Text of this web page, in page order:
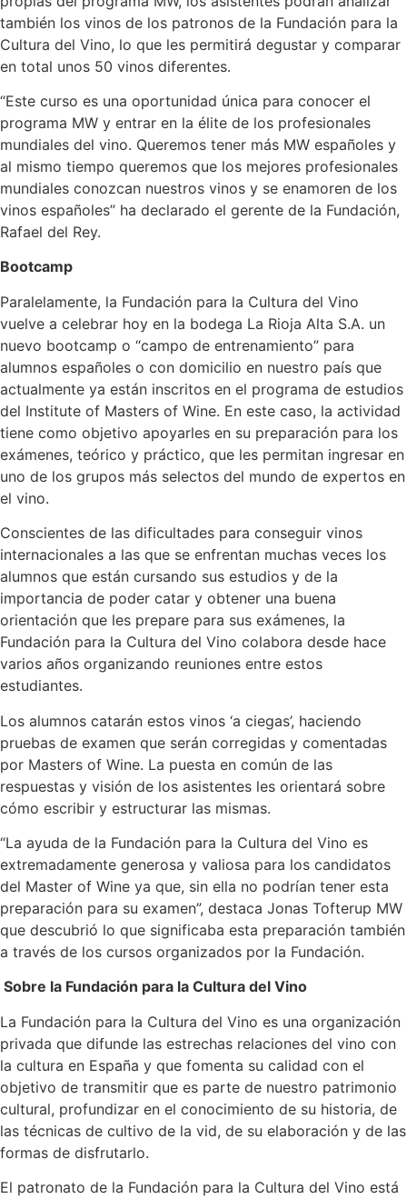
también los vinos de los patronos de la Fundación para la
Cultura del Vino, lo que les permitirá degustar y comparar
en total unos 50 vinos diferentes.
“Este curso es una oportunidad única para conocer el
programa MW y entrar en la élite de los profesionales
mundiales del vino. Queremos tener más MW españoles y
al mismo tiempo queremos que los mejores profesionales
mundiales conozcan nuestros vinos y se enamoren de los
vinos españoles” ha declarado el gerente de la Fundación,
Rafael del Rey.
Bootcamp
Paralelamente, la Fundación para la Cultura del Vino
vuelve a celebrar hoy en la bodega La Rioja Alta S.A. un
nuevo bootcamp o “campo de entrenamiento” para
alumnos españoles o con domicilio en nuestro país que
actualmente ya están inscritos en el programa de estudios
del Institute of Masters of Wine. En este caso, la actividad
tiene como objetivo apoyarles en su preparación para los
exámenes, teórico y práctico, que les permitan ingresar en
uno de los grupos más selectos del mundo de expertos en
el vino.
Conscientes de las dificultades para conseguir vinos
internacionales a las que se enfrentan muchas veces los
alumnos que están cursando sus estudios y de la
importancia de poder catar y obtener una buena
orientación que les prepare para sus exámenes, la
Fundación para la Cultura del Vino colabora desde hace
varios años organizando reuniones entre estos
estudiantes.
Los alumnos catarán estos vinos ‘a ciegas’, haciendo
pruebas de examen que serán corregidas y comentadas
por Masters of Wine. La puesta en común de las
respuestas y visión de los asistentes les orientará sobre
cómo escribir y estructurar las mismas.
“La ayuda de la Fundación para la Cultura del Vino es
extremadamente generosa y valiosa para los candidatos
del Master of Wine ya que, sin ella no podrían tener esta
preparación para su examen”, destaca Jonas Tofterup MW
que descubrió lo que significaba esta preparación también
a través de los cursos organizados por la Fundación.
Sobre la Fundación para la Cultura del Vino
La Fundación para la Cultura del Vino es una organización
privada que difunde las estrechas relaciones del vino con
la cultura en España y que fomenta su calidad con el
objetivo de transmitir que es parte de nuestro patrimonio
cultural, profundizar en el conocimiento de su historia, de
las técnicas de cultivo de la vid, de su elaboración y de las
formas de disfrutarlo.
El patronato de la Fundación para la Cultura del Vino está